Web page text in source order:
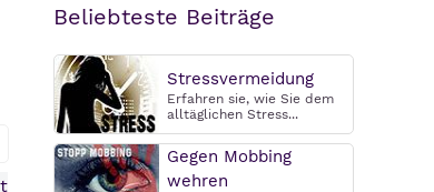
Beliebteste Beiträge
Stressvermeidung
Erfahren sie, wie Sie dem
alltäglichen Stress...
Gegen Mobbing
wehren